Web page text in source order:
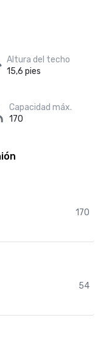
Altura del techo
15,6 pies
Capacidad máx.
170
170
54